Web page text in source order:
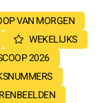
VAN MORGEN
WEKELIJKS
2026